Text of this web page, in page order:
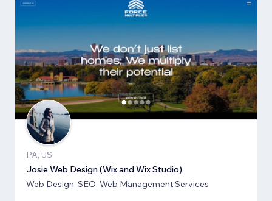
PA, US
Josie Web Design (Wix and Wix Studio)
Web Design, SEO, Web Management Services